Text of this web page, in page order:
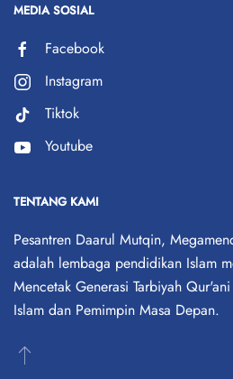
MEDIA SOSIAL
Facebook
Instagram
Tiktok
Youtube
TENTANG KAMI
Pesantren Daarul Mutqin,
adalah lembaga pendidikan Islam
Mencetak Generasi Tarbiyah
Islam dan Pemimpin Masa Depan.